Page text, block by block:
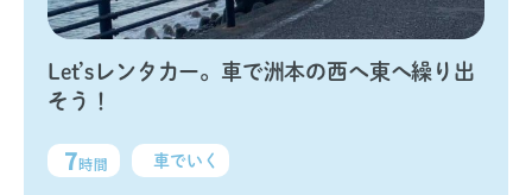
Let’sレンタカー。車で洲本の西へ東へ繰り出
そう！
7時間 車でいく